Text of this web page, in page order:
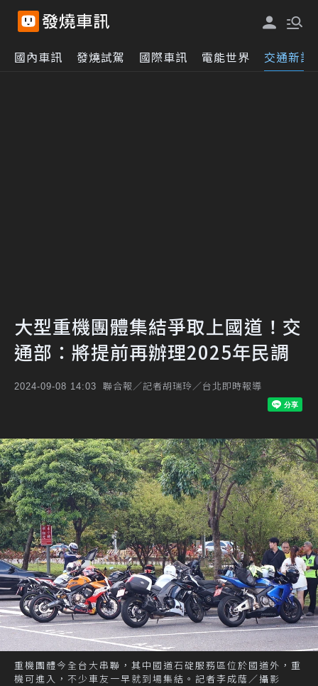
國內車訊 發燒試駕 國際車訊 電能世界 交通新訊
大型重機團體集結爭取上國道！交
通部：將提前再辦理2025年民調
2024-09-08 14:03 聯合報／記者胡瑞玲／台北即時報導
重機團體今全台大串聯，其中國道石碇服務區位於國道外，重
機可進入，不少車友一早就到場集結。記者李成蔭／攝影